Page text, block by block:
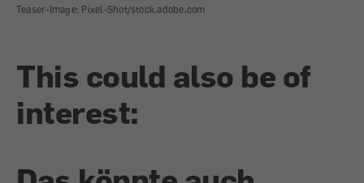
Teaser-Image: Pixel-Shot/stock.adobe.com
This could also be of
interest: